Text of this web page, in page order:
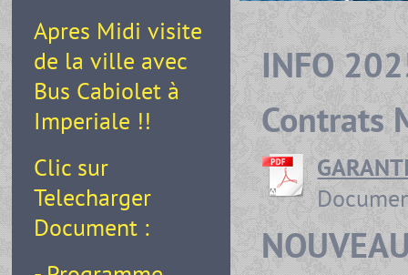
Apres Midi visite
de la ville avec
Bus Cabiolet à
Imperiale !!
Clic sur
Telecharger
Document :
INFO
Contrats